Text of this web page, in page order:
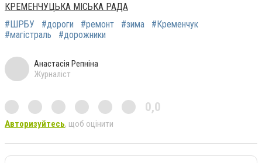
КРЕМЕНЧУЦЬКА МІСЬКА РАДА
#ШРБУ
#дороги #ремонт #зима
#Кременчук
#магістраль
#дорожники
Анастасія Репніна
Журналіст
0,0
Авторизуйтесь, щоб оцінити